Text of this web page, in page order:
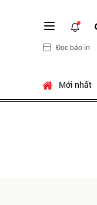
Đọc báo in
Mới nhất